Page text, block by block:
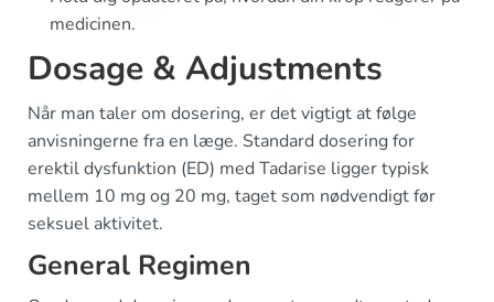
medicinen.
Dosage & Adjustments
Når man taler om dosering, er det vigtigt at følge
anvisningerne fra en læge. Standard dosering for
erektil dysfunktion (ED) med Tadarise ligger typisk
mellem 10 mg og 20 mg, taget som nødvendigt før
seksuel aktivitet.
General Regimen